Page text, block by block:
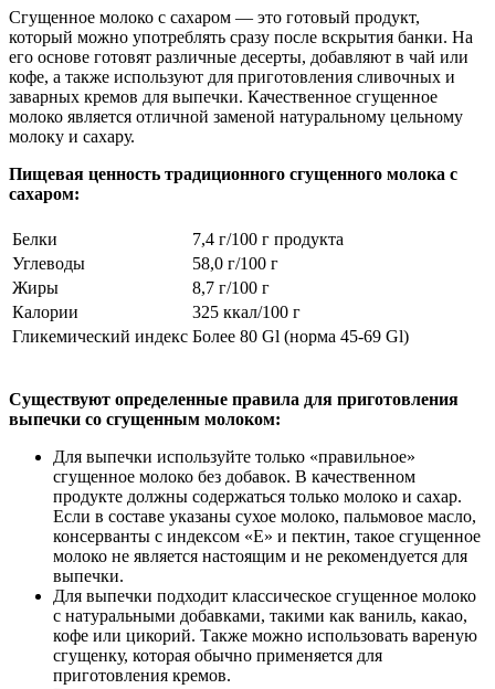
Сгущенное молоко с сахаром — это готовый продукт,
который можно употреблять сразу после вскрытия банки. На
его основе готовят различные десерты, добавляют в чай или
кофе, а также используют для приготовления сливочных и
заварных кремов для выпечки. Качественное сгущенное
молоко является отличной заменой натуральному цельному
молоку и сахару.
Пищевая ценность традиционного сгущенного молока с
сахаром:
Белки
7,4 г/100 г продукта
Углеводы
58,0 г/100 г
Жиры
8,7 г/100 г
Калории
325 ккал/100 г
Гликемический индекс Более 80 Gl (норма 45-69 Gl)
Существуют определенные правила для приготовления
выпечки со сгущенным молоком:
Для выпечки используйте только «правильное»
сгущенное молоко без добавок. В качественном
продукте должны содержаться только молоко и сахар.
Если в составе указаны сухое молоко, пальмовое масло,
консерванты с индексом «Е» и пектин, такое сгущенное
молоко не является настоящим и не рекомендуется для
выпечки.
Для выпечки подходит классическое сгущенное молоко
с натуральными добавками, такими как ваниль, какао,
кофе или цикорий. Также можно использовать вареную
сгущенку, которая обычно применяется для
приготовления кремов.